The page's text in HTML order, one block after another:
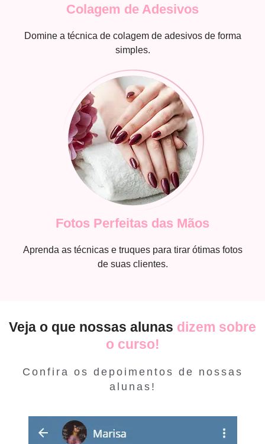
Colagem de Adesivos
Domine a técnica de colagem de adesivos de forma
simples.
Fotos Perfeitas das Mãos
Aprenda as técnicas e truques para tirar ótimas fotos
de suas clientes.
Veja o que nossas alunas dizem sobre
o curso!
Confira os depoimentos de nossas
alunas!